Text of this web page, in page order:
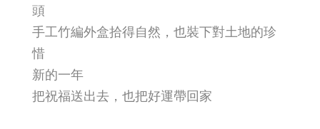
頭
手工竹編外盒拾得自然，也裝下對土地的珍
惜
新的一年
把祝福送出去，也把好運帶回家